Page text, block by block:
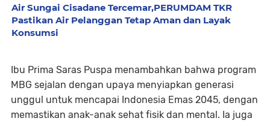
Air Sungai Cisadane Tercemar,PERUMDAM TKR
Pastikan Air Pelanggan Tetap Aman dan Layak
Konsumsi
​Ibu Prima Saras Puspa menambahkan bahwa program
MBG sejalan dengan upaya menyiapkan generasi
unggul untuk mencapai Indonesia Emas 2045, dengan
memastikan anak-anak sehat fisik dan mental. Ia juga